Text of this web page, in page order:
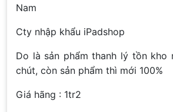
Nam
Cty nhập khẩu iPadshop
Do là sản phẩm thanh lý tồn kho
chút, còn sản phẩm thì mới 100%
Giá hãng : 1tr2